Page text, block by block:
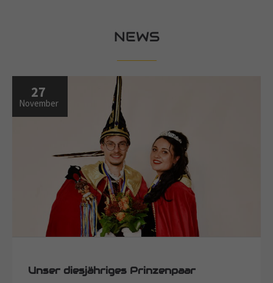
NEWS
27
November
Unser diesjähriges Prinzenpaar